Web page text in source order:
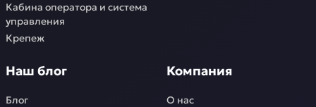
Кабина оператора и система
управления
Крепеж
Наш блог
Блог
Компания
О нас